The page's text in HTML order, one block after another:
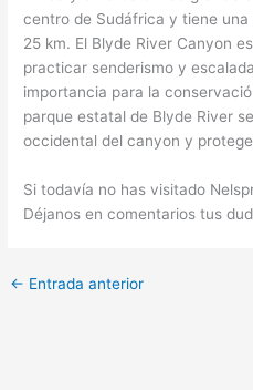
centro de Sudáfrica y tiene
25 km. El Blyde River Canyon
practicar senderismo y
importancia para la
parque estatal de Blyde River
occidental del canyon y
Si todavía no has visitado
Déjanos en comentarios tus
← Entrada anterior